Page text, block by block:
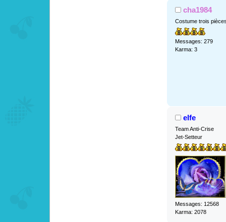
cha1984
Costume trois
Messages: 279
Karma: 3
elfe
Team Anti-Crise
Jet-Setteur
Messages: 12568
Karma: 2078